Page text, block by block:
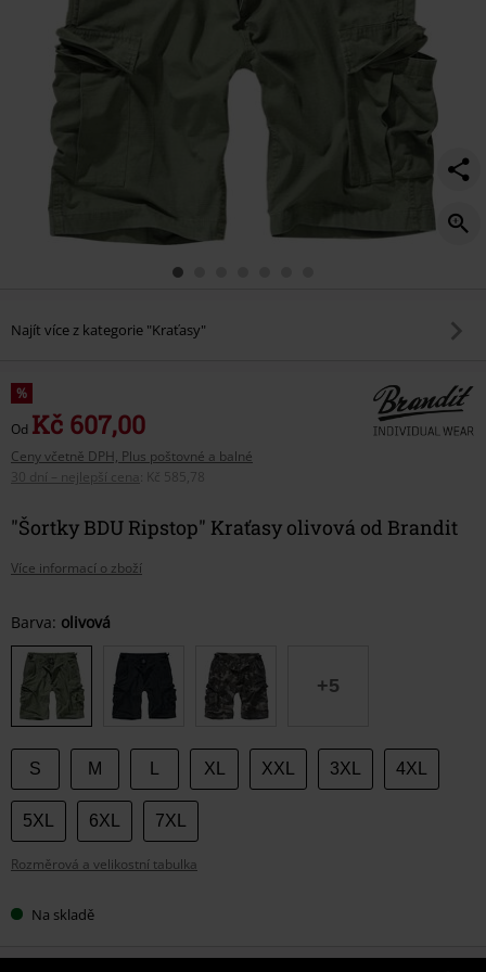
Najít více z kategorie "Kraťasy"
%
Od Kč 607,00
Ceny včetně DPH, Plus poštovné a balné
30 dní – nejlepší cena
Kč 585,78
"Šortky BDU Ripstop" Kraťasy olivová od Brandit
Více informací o zboží
Vyberte
si
velikost
Barva: olivová
+5
S M XL XXL 3XL 4XL
5XL 6XL 7XL
Rozměrová a velikostní tabulka
Na skladě